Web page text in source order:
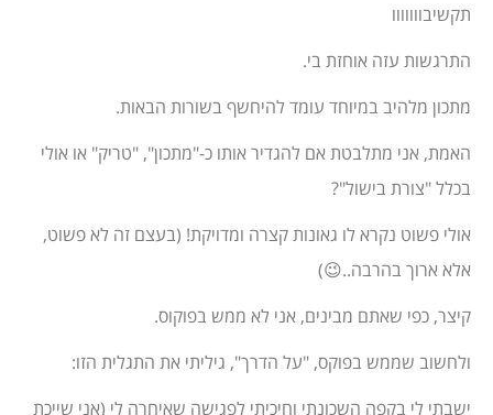
תקשיבווווווו
התרגשות עזה אוחזת בי.
מתכון מלהיב במיוחד עומד להיחשף בשורות הבאות.
האמת, אני מתלבטת אם להגדיר אותו כ-"מתכון", "טריק" או אולי
בכלל "צורת בישול"?
אולי פשוט נקרא לו גאונות קצרה ומדויקת! (בעצם זה לא פשוט,
אלא ארוך בהרבה..😉)
קיצר, כפי שאתם מבינים, אני לא ממש בפוקוס.
ולחשוב שממש בפוקס, "על הדרך", גיליתי את התגלית הזו:
ישבתי לי בקפה השכונתי וחיכיתי לפגישה שאיחרה לי (אני שייכת